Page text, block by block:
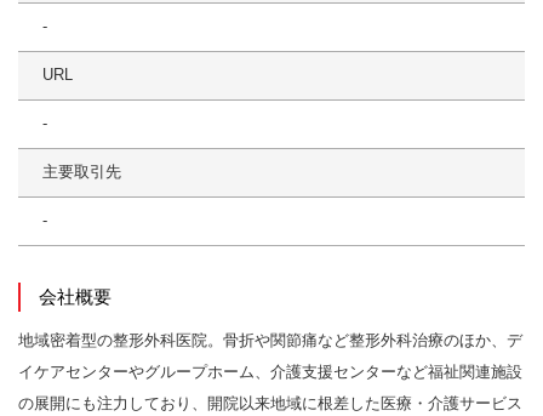
-
URL
-
主要取引先
-
会社概要
地域密着型の整形外科医院。骨折や関節痛など整形外科治療のほか、デ
イケアセンターやグループホーム、介護支援センターなど福祉関連施設
の展開にも注力しており、開院以来地域に根差した医療・介護サービス